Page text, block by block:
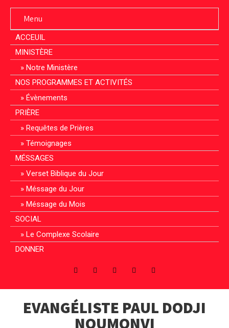
Menu
ACCEUIL
MINISTÈRE
Notre Ministère
NOS PROGRAMMES ET ACTIVITÉS
Évènements
PRIÈRE
Requêtes de Prières
Témoignages
MÉSSAGES
Verset Biblique du Jour
Méssage du Jour
Méssage du Mois
SOCIAL
Le Complexe Scolaire
DONNER
EVANGÉLISTE PAUL DODJI
NOUMONVI